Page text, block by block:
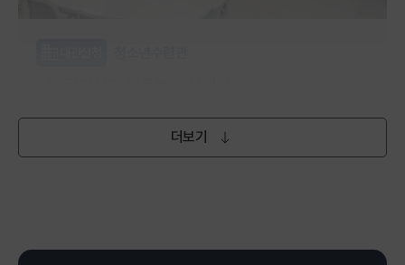
(토,일) 오전 9시~오후 6시
무료
더보기